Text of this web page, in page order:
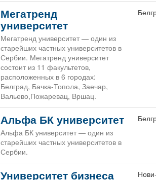
Мегатренд
университет
Мегатренд университет — один из
старейших частных университетов в
Сербии. Мегатренд университет
состоит из 11 факультетов,
расположенных в 6 городах:
Белград, Бачка-Топола, Заечар,
Вальево,Пожаревац, Вршац.
Альфа БК университет
Альфа БК университет — один из
старейших частных университетов в
Сербии.
Университет бизнеса